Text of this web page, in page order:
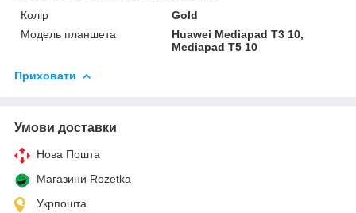
Колір
Gold
Модель планшета
Huawei Mediapad T3 10,
Mediapad T5 10
Приховати
Умови доставки
Нова Пошта
Магазини Rozetka
Укрпошта